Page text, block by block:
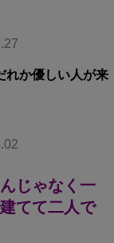
れか優しい人が来
じゃなく一
てて二人で